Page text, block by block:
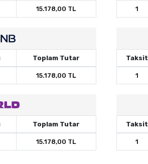
15.178,00 TL 1
Toplam Tutar
15.178,00 TL
Taksit
1
Toplam Tutar
15.178,00 TL
Taksit
1